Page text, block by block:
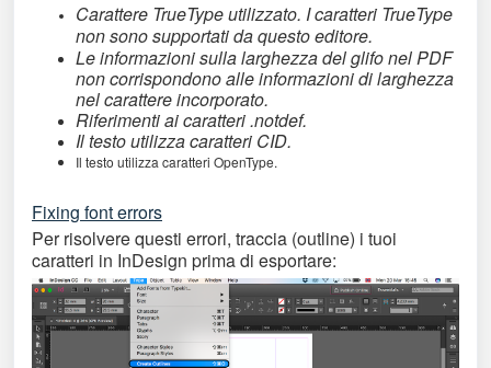
Carattere TrueType utilizzato. I caratteri TrueType
non sono supportati da questo editore.
Le informazioni sulla larghezza del glifo nel PDF
non corrispondono alle informazioni di larghezza
nel carattere incorporato.
Riferimenti ai caratteri .notdef.
Il testo utilizza caratteri CID.
Il testo utilizza caratteri OpenType.
Fixing font errors
Per risolvere questi errori, traccia (outline) i tuoi
caratteri in InDesign prima di esportare: